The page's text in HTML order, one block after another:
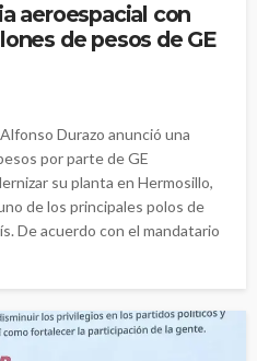
aeroespacial con
de pesos de GE
Durazo anunció una
por parte de GE
su planta en Hermosillo,
de los principales polos de
De acuerdo con el mandatario